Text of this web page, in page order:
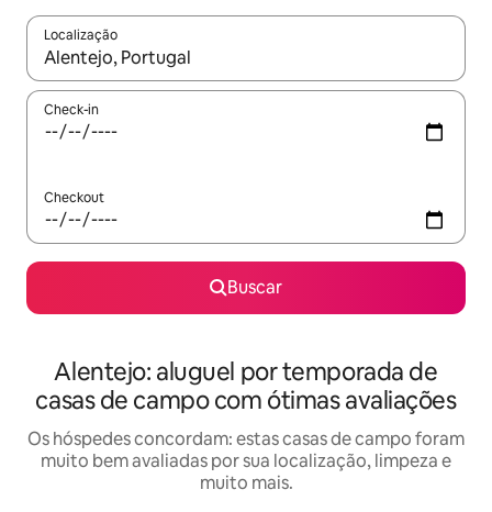
Localização
Quando os resultados estiverem disponíveis, explore-os
Check-in
Checkout
Buscar
Alentejo: aluguel por temporada de
casas de campo com ótimas avaliações
Os hóspedes concordam: estas casas de campo foram
muito bem avaliadas por sua localização, limpeza e
muito mais.